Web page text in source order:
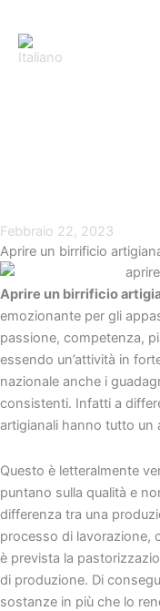
contenuto
Febbraio 22, 2023
Aprire un birrificio
Aprire un birrificio
emozionante per gli
passione, competenza,
essendo un’attività in
nazionale anche i
consistenti. Infatti a
artigianali hanno tutto un
Questo è letteralmente
puntano sulla qualità e
differenza tra una
processo di lavorazione,
è prevista la
di produzione. Di
sostanze in più che lo